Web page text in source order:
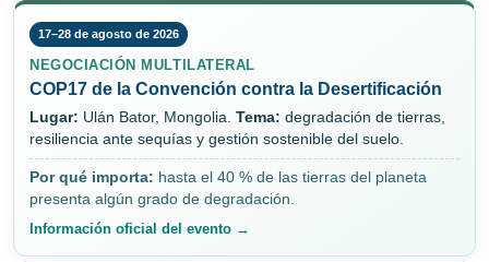
17–28 de agosto de 2026
NEGOCIACIÓN MULTILATERAL
COP17 de la Convención contra la Desertificación
Lugar: Ulán Bator, Mongolia. Tema: degradación de tierras,
resiliencia ante sequías y gestión sostenible del suelo.
Por qué importa: hasta el 40 % de las tierras del planeta
presenta algún grado de degradación.
Información oficial del evento →